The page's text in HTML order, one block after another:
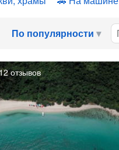
По популярности
отзывов